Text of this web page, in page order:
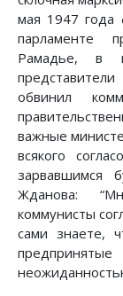
мая 1947 года
парламенте
Рамадье, в
обвинил
важные
всякого
зарвавшимся
Жданова:
коммунисты
сами знаете,